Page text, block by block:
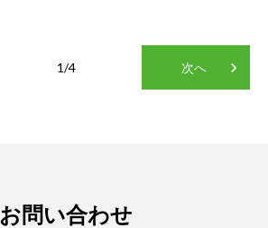
1/4 次へ keyboard_arrow_right
お問い合わせ